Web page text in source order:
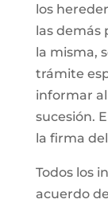
los
las demás
la misma,
trámite
informar
sucesión.
la firma
Todos los
acuerdo